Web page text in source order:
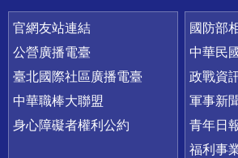
官網友站連結
公營廣播電臺
臺北國際社區廣播電臺
中華職棒大聯盟
身心障礙者權利公約
國防部
中華民
政戰資
軍事新
青年日
福利事